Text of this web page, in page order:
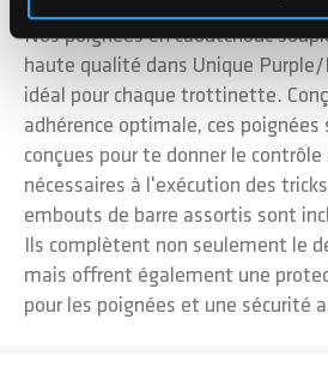
Nos poignées en caoutchouc
haute qualité dans Unique
idéal pour chaque trottinette.
adhérence optimale, ces
conçues pour te donner le
nécessaires à l'exécution des
embouts de barre assortis sont
Ils complètent non seulement le
mais offrent également une
pour les poignées et une sécurité